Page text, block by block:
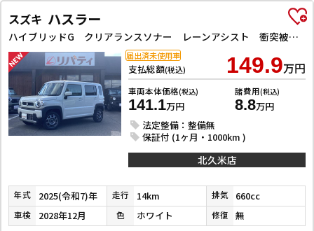
スズキ ハスラー
ハイブリッドG クリアランスソナー レーンアシスト 衝突被害軽減システム オートライト スマートキー アイドリングストップ 電動格納ミラー シートヒーター CVT ESC エアコン パワーウィンドウ
支払総額(税込) 149.9万円
車両本体価格(税込)
141.1万円
諸費用(税込)
8.8万円
法定整備：整備無
保証付 (1ヶ月・1000km )
届出済未使用車
北久米店
年式 2025(令和7)年 走行 14km 排気 660cc
車検 2028年12月 色 ホワイト 修復 無